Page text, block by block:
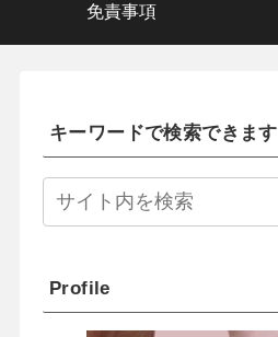
免責事項
キーワードで検索できます
Profile